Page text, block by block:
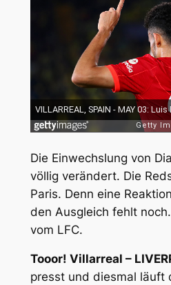
Die Einwechslung von
völlig verändert. Die
Paris. Denn eine
den Ausgleich fehlt
vom LFC.
Tooor! Villarreal –
presst und diesmal läuft